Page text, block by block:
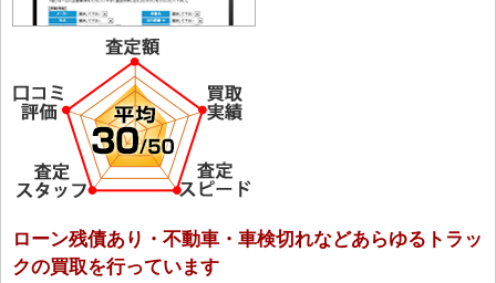
ローン残債あり・不動車・車検切れなどあらゆるトラッ
クの買取を行っています